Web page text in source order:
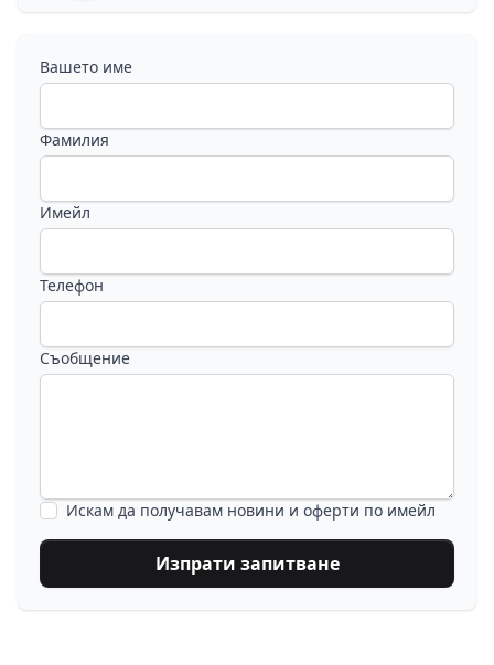
Вашето име
Фамилия
Имейл
Телефон
Съобщение
Искам да получавам новини и оферти по имейл
Изпрати запитване